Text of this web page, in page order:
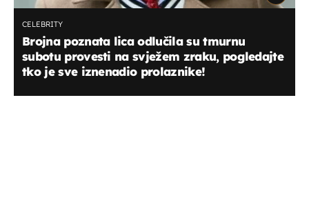
CELEBRITY
Brojna poznata lica odlučila su tmurnu
subotu provesti na svježem zraku, pogledajte
tko je sve iznenadio prolaznike!